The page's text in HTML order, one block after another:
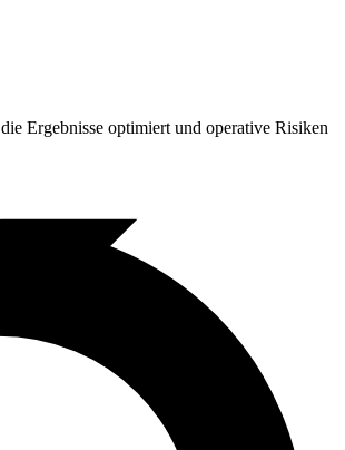
Ergebnisse optimiert und operative Risiken